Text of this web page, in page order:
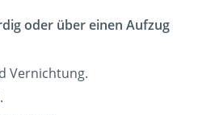
oder über einen Aufzug
Vernichtung.